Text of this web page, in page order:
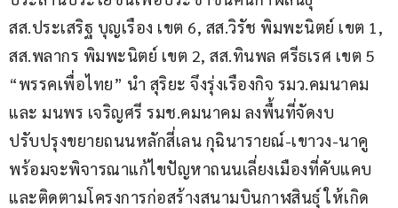
สส.ประเสริฐ บุญเรือง เขต 6, สส.วิรัช พิมพะนิตย์ เขต 1,
สส.พลากร พิมพะนิตย์ เขต 2, สส.ทินพล ศรีธเรศ เขต 5
“พรรคเพื่อไทย” นำ สุริยะ จึงรุ่งเรืองกิจ รมว.คมนาคม
และ มนพร เจริญศรี รมช.คมนาคม ลงพื้นที่จัดงบ
ปรับปรุงขยายถนนหลักสี่เลน กุฉินารายณ์-เขาวง-นาคู
พร้อมจะพิจารณาแก้ไขปัญหาถนนเลี่ยงเมืองที่คับแคบ
และติดตามโครงการก่อสร้างสนามบินกาฬสินธุ์ ให้เกิด